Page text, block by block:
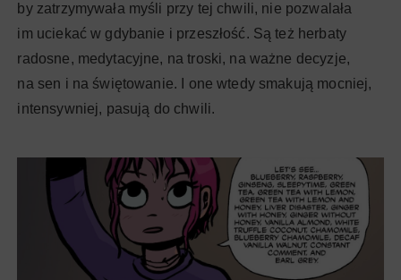
by zatrzymywała myśli przy tej chwili, nie pozwalała
im uciekać w gdybanie i przeszłość. Są też herbaty
radosne, medytacyjne, na troski, na ważne decyzje,
na sen i na świętowanie. I one wtedy smakują mocniej,
intensywniej, pasują do chwili.